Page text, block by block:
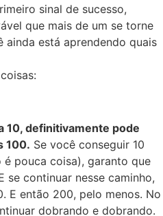
sinal de sucesso,
que mais de um se torne
ainda está aprendendo quais
10, definitivamente pode
100. Se você conseguir 10
pouca coisa), garanto que
se continuar nesse caminho,
E então 200, pelo menos. No
dobrando e dobrando.